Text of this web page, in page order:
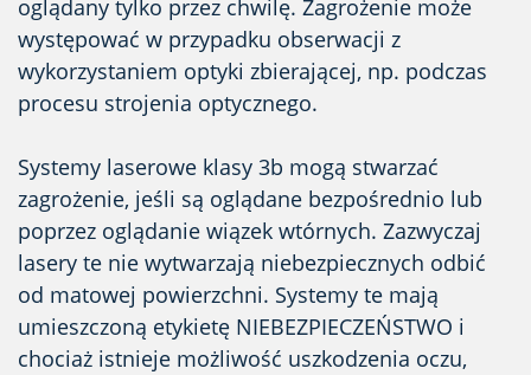
oglądany tylko przez chwilę. Zagrożenie może
występować w przypadku obserwacji z
wykorzystaniem optyki zbierającej, np. podczas
procesu strojenia optycznego.
Systemy laserowe klasy 3b mogą stwarzać
zagrożenie, jeśli są oglądane bezpośrednio lub
poprzez oglądanie wiązek wtórnych. Zazwyczaj
lasery te nie wytwarzają niebezpiecznych odbić
od matowej powierzchni. Systemy te mają
umieszczoną etykietę NIEBEZPIECZEŃSTWO i
chociaż istnieje możliwość uszkodzenia oczu,